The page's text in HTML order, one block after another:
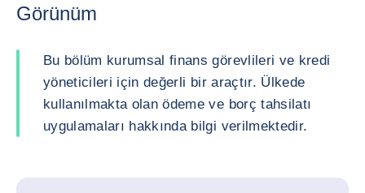
Görünüm
Bu bölüm kurumsal finans görevlileri ve kredi
yöneticileri için değerli bir araçtır. Ülkede
kullanılmakta olan ödeme ve borç tahsilatı
uygulamaları hakkında bilgi verilmektedir.